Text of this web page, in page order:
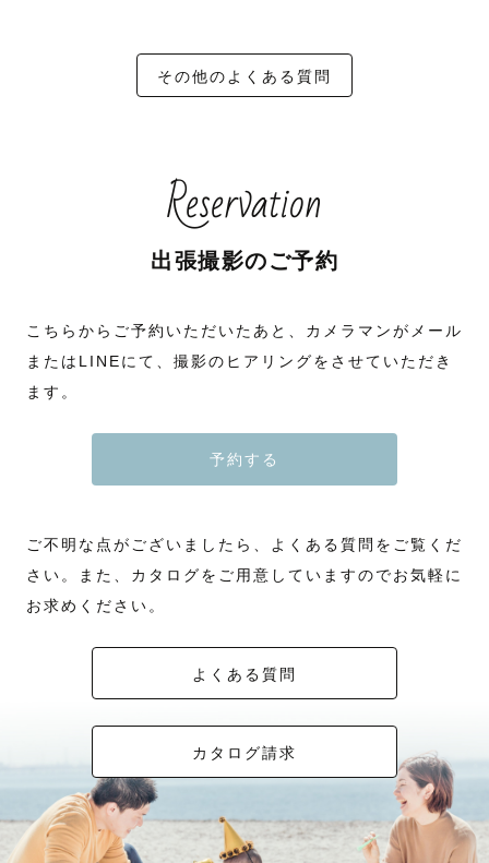
その他のよくある質問
Reservation
出張撮影のご予約
こちらからご予約いただいたあと、カメラマンがメール
またはLINEにて、撮影のヒアリングをさせていただき
ます。
予約する
ご不明な点がございましたら、よくある質問をご覧くだ
さい。また、カタログをご用意していますのでお気軽に
お求めください。
よくある質問
カタログ請求